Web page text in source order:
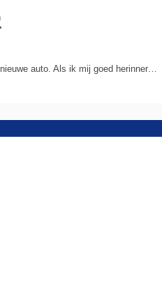
auto. Als ik mij goed herinner…